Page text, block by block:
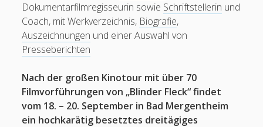
Dokumentarfilme
Bücher
Portraits + Beiträge
Pressebeiträge
Dokumentarfilmregisseurin sowie Schriftstellerin und
Coach, mit Werkverzeichnis, Biografie,
Auszeichnungen und einer Auswahl von
Presseberichten
Nach der großen Kinotour mit über 70
Filmvorführungen von „Blinder Fleck“ findet
vom 18. – 20. September in Bad Mergentheim
ein hochkarätig besetztes dreitägiges